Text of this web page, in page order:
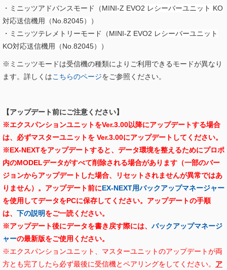
・ミニッツアドバンスモード（MINI-Z EVO2 レシーバーユニット KO
対応送信機用（No.82045）
）
・ミニッツテレメトリーモード（MINI-Z EVO2 レシーバーユニット
KO対応送信機用（No.82045）
）
※ミニッツモードは受信機の種類によりご利用できるモードが異なり
ます。詳しくはこちらのページをご参照ください。
【アップデート前にご注意ください】
※エクスパンションユニットをVer.3.00以降にアップデートする場合
は、必ずマスターユニットを Ver.3.00にアップデートしてください。
※EX-NEXTをアップデートすると、データ環境を整えるためにプロポ
内のMODELデータがすべて削除される場合があります（一部のバー
ジョンからアップデートした場合、リセットされませんが異常ではあ
りません）。アップデート前にEX-NEXT用バックアップマネージャー
を使用してデータをPCに保存してください。 アップデートの手順
は、 下の説明をご一読ください。
※アップデート後にデータを書き戻す際には、 バックアップマネージ
ャーの最新版をご使用ください。
※エクスパンションユニット、マスターユニットのアップデートが両
方とも完了したら必ず最後に受信機とペアリングをしてください。 ア